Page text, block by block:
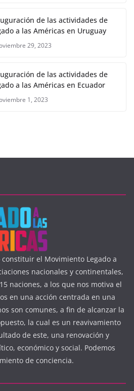
de las actividades de
a las Américas en Uruguay
29, 2023
de las actividades de
a las Américas en Ecuador
1, 2023
el Movimiento Legado a
nacionales y continentales,
naciones, a los que nos motiva el
en una acción centrada en una
son comunes, a fin de alcanzar la
la cual es un reavivamiento
de este, una renovación y
económico y social. Podemos
de conciencia.